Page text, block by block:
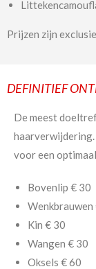
Prijzen zijn
DEFINITIEF
De meest
haarverwijdering.
voor een
Bovenlip € 30
Wenkbrauwen
Kin € 30
Wangen € 30
Oksels € 60